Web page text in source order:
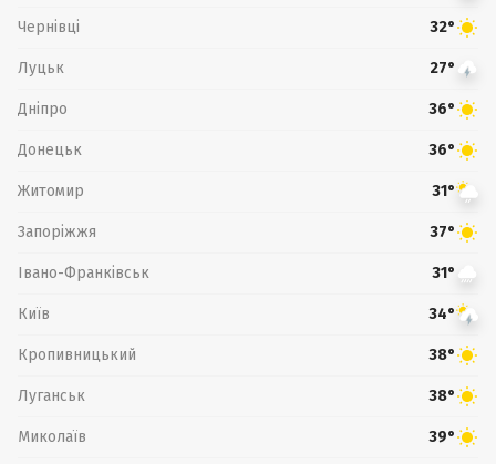
Чернівці 32°
Луцьк 27°
Дніпро 36°
Донецьк 36°
Житомир 31°
Запоріжжя 37°
Івано-Франківськ 31°
Київ 34°
Кропивницький 38°
Луганськ 38°
Миколаїв 39°